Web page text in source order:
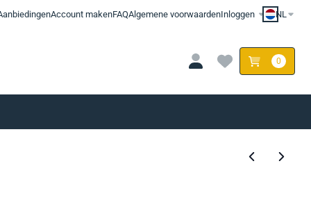
Account makenFAQAlgemene voorwaardenInloggen NL
0